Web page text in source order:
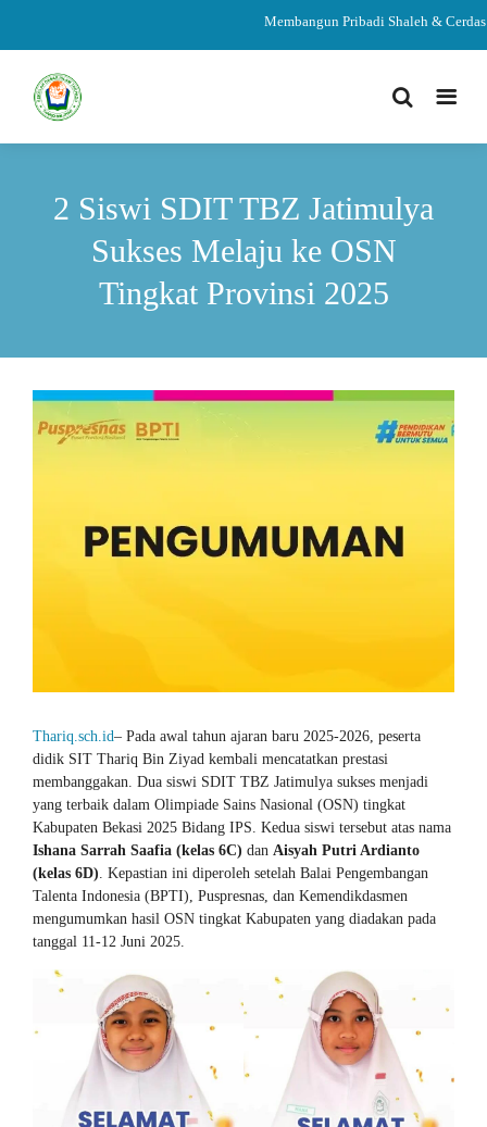
Membangun Pribadi Shaleh & Cerdas
2 Siswi SDIT TBZ Jatimulya
Sukses Melaju ke OSN
Tingkat Provinsi 2025
Thariq.sch.id– Pada awal tahun ajaran baru 2025-2026, peserta
didik SIT Thariq Bin Ziyad kembali mencatatkan prestasi
membanggakan. Dua siswi SDIT TBZ Jatimulya sukses menjadi
yang terbaik dalam Olimpiade Sains Nasional (OSN) tingkat
Kabupaten Bekasi 2025 Bidang IPS. Kedua siswi tersebut atas nama
Ishana Sarrah Saafia (kelas 6C) dan Aisyah Putri Ardianto
(kelas 6D). Kepastian ini diperoleh setelah Balai Pengembangan
Talenta Indonesia (BPTI), Puspresnas, dan Kemendikdasmen
mengumumkan hasil OSN tingkat Kabupaten yang diadakan pada
tanggal 11-12 Juni 2025.